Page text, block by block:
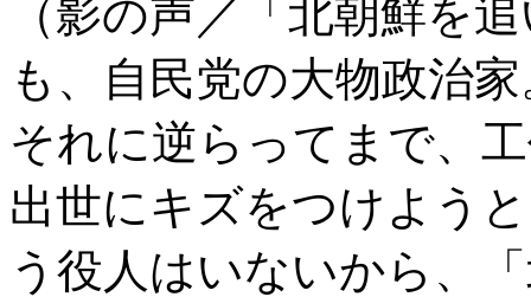
（影の声／「北朝鮮を
も、自民党の大物政治家
それに逆らってまで、
出世にキズをつけよう
う役人はいないから、